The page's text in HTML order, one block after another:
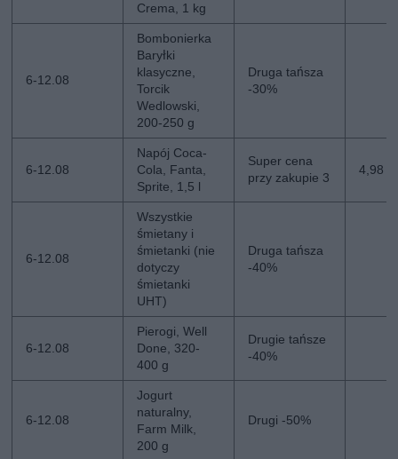
Crema, 1 kg
6-12.08
Bombonierka
Baryłki
klasyczne,
Torcik
Wedlowski,
200-250 g
Druga tańsza
-30%
6-12.08
Napój Coca-
Cola, Fanta,
Sprite, 1,5 l
Super cena
przy zakupie 3
4,98
6-12.08
Wszystkie
śmietany i
śmietanki (nie
dotyczy
śmietanki
UHT)
Druga tańsza
-40%
6-12.08
Pierogi, Well
Done, 320-
400 g
Drugie tańsze
-40%
6-12.08
Jogurt
naturalny,
Farm Milk,
200 g
Drugi -50%